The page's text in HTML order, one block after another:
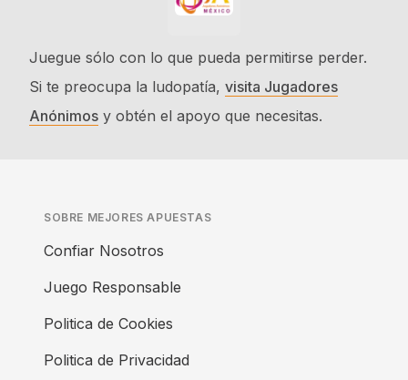
Juegue sólo con lo que pueda permitirse perder.
Si te preocupa la ludopatía, visita Jugadores
Anónimos y obtén el apoyo que necesitas.
SOBRE MEJORES APUESTAS
Confiar Nosotros
Juego Responsable
Politica de Cookies
Politica de Privacidad